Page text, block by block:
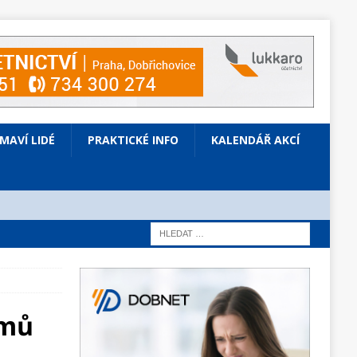
LIDÉ PRAKTICKÉ INFO KALENDÁŘ AKCÍ